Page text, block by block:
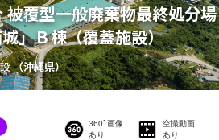
被覆型一般廃棄物最終処分場
」Ｂ棟（覆蓋施設）
（沖縄県）
360ﾟ画像
あり
空撮動画
あり